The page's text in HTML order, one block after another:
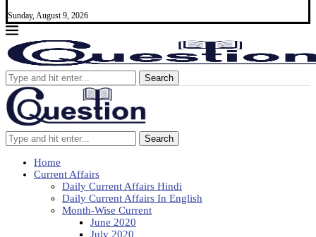
Sunday, August 9, 2026
Search
Search
Home
Current Affairs
Daily Current Affairs Hindi
Daily Current Affairs In English
Month-Wise Current
June 2020
July 2020